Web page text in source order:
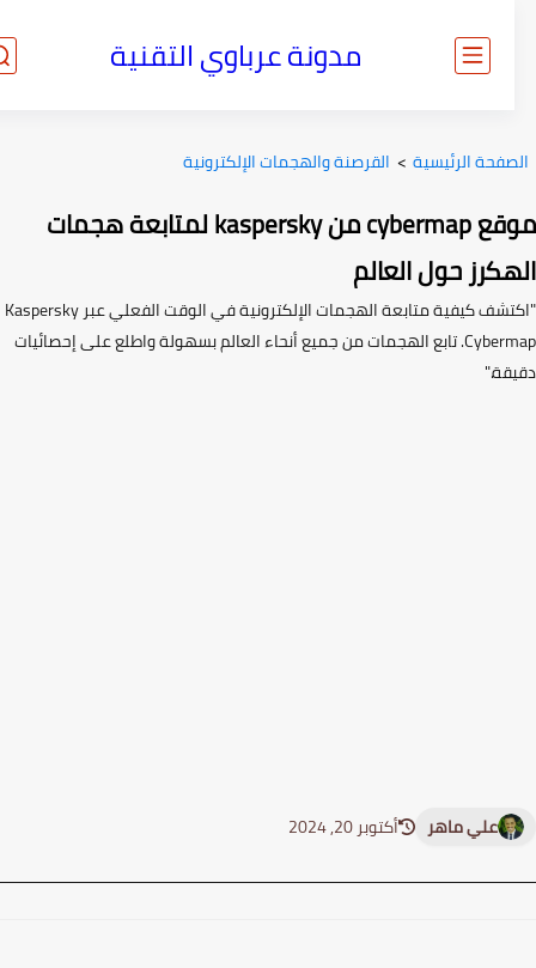
مدونة عرباوي التقنية
الرئيسية> القرصنة والهجمات الإلكترونية
موقع cybermap من kaspersky لمتابعة هجمات
حول العالم
"اكتشف كيفية متابعة الهجمات الإلكترونية في الوقت الفعلي عبر Kaspersky
Cybermap. تابع الهجمات من جميع أنحاء العالم بسهولة واطلع على إحصائيات
علي ماهر أكتوبر 20, 2024